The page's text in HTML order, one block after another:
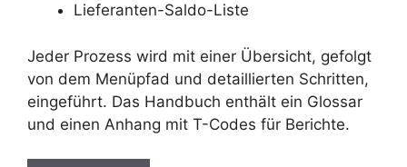
Lieferanten-Saldo-Liste
Jeder Prozess wird mit einer Übersicht, gefolgt
von dem Menüpfad und detaillierten Schritten,
eingeführt. Das Handbuch enthält ein Glossar
und einen Anhang mit T-Codes für Berichte.